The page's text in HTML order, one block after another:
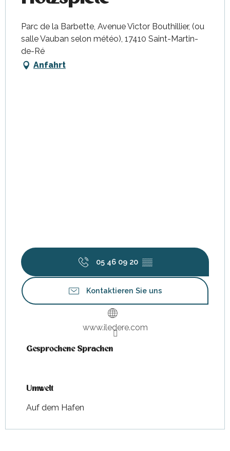
Parc de la Barbette, Avenue Victor Bouthillier, (ou
salle Vauban selon météo), 17410 Saint-Martin-
de-Ré
Anfahrt
05 46 09 20 ▒▒
Kontaktieren Sie uns
www.iledere.com
Gesprochene Sprachen
Gesprochene Sprachen
Umwelt
Umwelt
Auf dem Hafen